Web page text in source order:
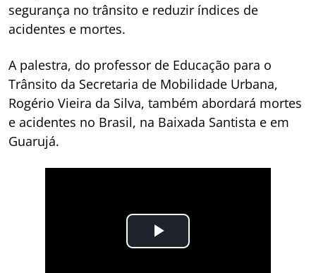
segurança no trânsito e reduzir índices de
acidentes e mortes.
A palestra, do professor de Educação para o
Trânsito da Secretaria de Mobilidade Urbana,
Rogério Vieira da Silva, também abordará mortes
e acidentes no Brasil, na Baixada Santista e em
Guarujá.